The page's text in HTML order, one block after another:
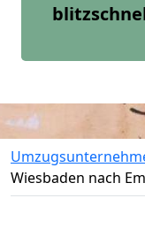
Wiesbaden nach